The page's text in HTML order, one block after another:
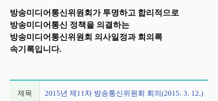
방송미디어통신위원회가 투명하고 합리적으로
방송미디어통신 정책을 의결하는
방송미디어통신위원회 의사일정과 회의록
속기록입니다.
제목 2015년 제11차 방송통신위원회 회의(2015. 3. 12.)